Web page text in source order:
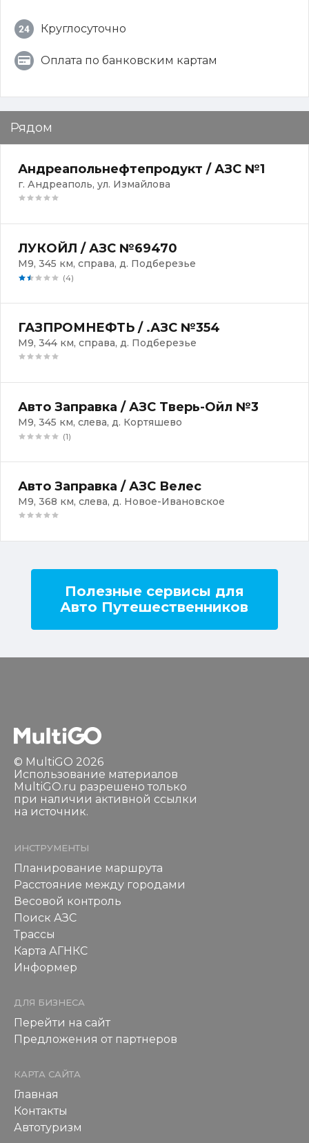
Круглосуточно
Оплата по банковским картам
Рядом
Андреапольнефтепродукт / АЗС №1
г. Андреаполь, ул. Измайлова
ЛУКОЙЛ / АЗС №69470
М9, 345 км, справа, д. Подберезье
(4)
ГАЗПРОМНЕФТЬ / .АЗС №354
М9, 344 км, справа, д. Подберезье
Авто Заправка / АЗС Тверь-Ойл №3
М9, 345 км, слева, д. Кортяшево
(1)
Авто Заправка / АЗС Велес
М9, 368 км, слева, д. Новое-Ивановское
Полезные сервисы для
Авто Путешественников
© MultiGO 2026
Использование материалов
MultiGO.ru разрешено только
при наличии активной ссылки
на источник.
ИНСТРУМЕНТЫ
Планирование маршрута
Расстояние между городами
Весовой контроль
Поиск АЗС
Трассы
Карта АГНКС
Информер
ДЛЯ БИЗНЕСА
Перейти на сайт
Предложения от партнеров
КАРТА САЙТА
Главная
Контакты
Автотуризм